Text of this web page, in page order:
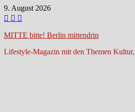
Zum
Inhalt
9. August 2026
MITTE bitte! Berlin mittendrin
Lifestyle-Magazin mit den Themen